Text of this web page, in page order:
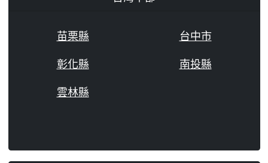
苗栗縣
台中市
彰化縣
南投縣
雲林縣